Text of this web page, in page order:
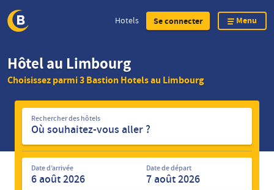
main
Hotels Se connecter Menu
Hôtel au Limbourg
Choisissez parmi 3 Bastion Hotels au Limbourg
Rechercher
hôtels
Rechercher des hôtels
Date d’arrivée Date de départ